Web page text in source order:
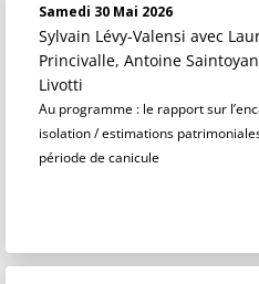
Samedi 30 Mai 2026
Sylvain Lévy-Valensi avec
Princivalle, Antoine
Livotti
Au programme : le rapport sur
isolation / estimations
période de canicule